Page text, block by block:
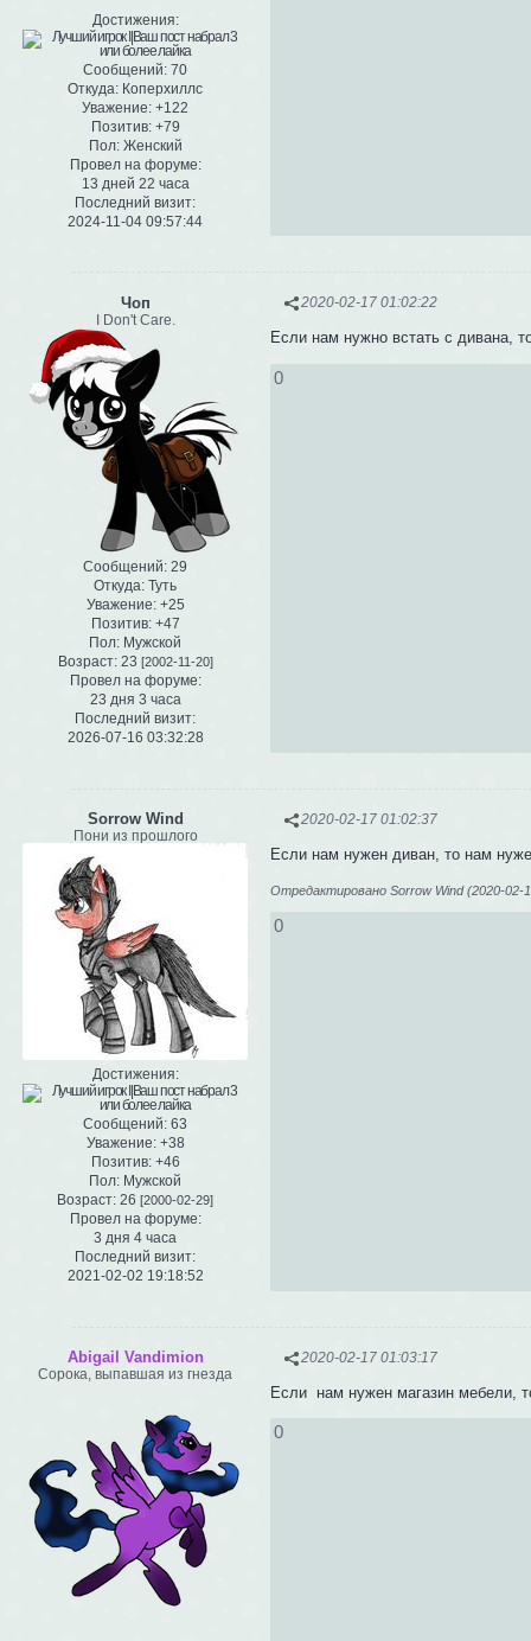
Достижения:
Сообщений: 70
Откуда: Коперхиллс
Уважение: +122
Позитив: +79
Пол:Женский
Провел на форуме:
13 дней 22 часа
Последний визит:
2024-11-04 09:57:44
2020-02-17 01:02:22
Чоп
I Don't Care.
Сообщений: 29
Откуда: Туть
Уважение: +25
Позитив: +47
Пол: Мужской
Возраст:23 [2002-11-20]
Провел на форуме:
23 дня 3 часа
Последний визит:
2026-07-16 03:32:28
Если нам нужно встать с дивана,
0
2020-02-17 01:02:37
Sorrow Wind
Пони из прошлого
Достижения:
Сообщений: 63
Уважение: +38
Позитив: +46
Пол: Мужской
Возраст: 26 [2000-02-29]
Провел на форуме:
3 дня 4 часа
Последний визит:
2021-02-02 19:18:52
Если нам нужен диван, то нам
Отредактировано Sorrow Wind (2020-02-
0
2020-02-17 01:03:17
Abigail Vandimion
Сорока, выпавшая из гнезда
Если нам нужен магазин мебели,
0